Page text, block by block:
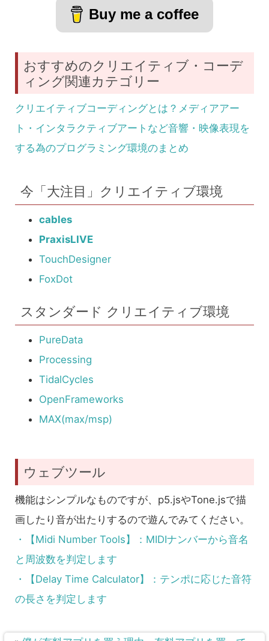
Buy me a coffee
おすすめのクリエイティブ・コーデ
ィング関連カテゴリー
クリエイティブコーディングとは？メディアアー
ト・インタラクティブアートなど音響・映像表現を
する為のプログラミング環境のまとめ
今「大注目」クリエイティブ環境
cables
PraxisLIVE
TouchDesigner
FoxDot
スタンダード クリエイティブ環境
PureData
Processing
TidalCycles
OpenFrameworks
MAX(max/msp)
ウェブツール
機能はシンプルなものですが、p5.jsやTone.jsで描
画したり音が出たりするので遊んでみてください。
・【Midi Number Tools】：MIDIナンバーから音名
と周波数を判定します
・【Delay Time Calculator】：テンポに応じた音符
の長さを判定します